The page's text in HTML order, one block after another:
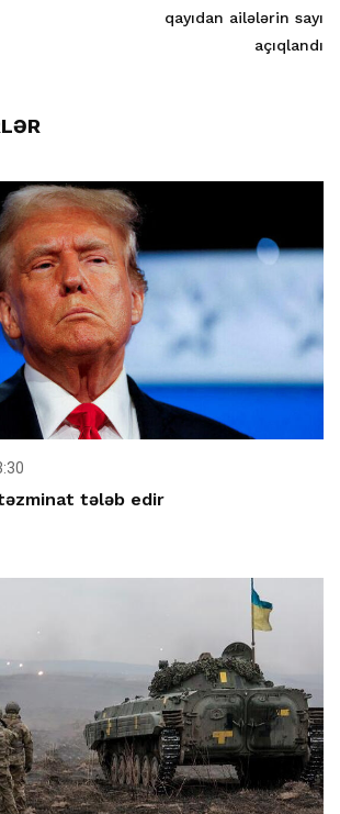
qayıdan ailələrin sayı
açıqlandı
tələb edir